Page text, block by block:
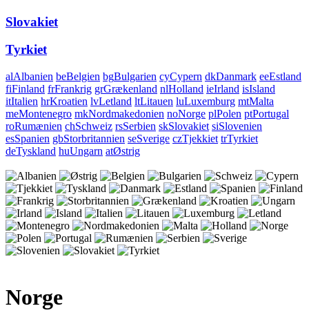
Slovakiet
Tyrkiet
alAlbanien beBelgien bgBulgarien cyCypern dkDanmark eeEstland
fiFinland frFrankrig grGrækenland nlHolland ieIrland isIsland
itItalien hrKroatien lvLetland ltLitauen luLuxemburg mtMalta
meMontenegro mkNordmakedonien noNorge plPolen ptPortugal
roRumænien chSchweiz rsSerbien skSlovakiet siSlovenien
esSpanien gbStorbritannien seSverige czTjekkiet trTyrkiet
deTyskland huUngarn atØstrig
Norge